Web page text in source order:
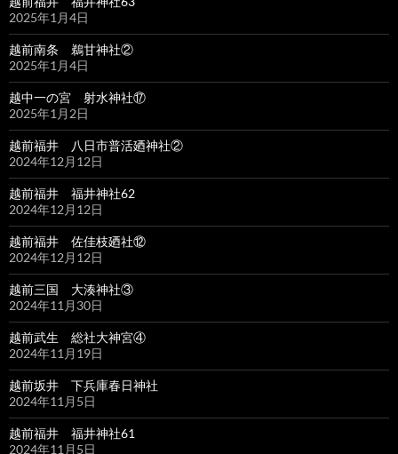
2025年1月4日
越前南条 鵜甘神社②
2025年1月4日
越中一の宮 射水神社⑰
2025年1月2日
越前福井 八日市普活廼神社②
2024年12月12日
越前福井 福井神社62
2024年12月12日
越前福井 佐佳枝廼社⑫
2024年12月12日
越前三国 大湊神社③
2024年11月30日
越前武生 総社大神宮④
2024年11月19日
越前坂井 下兵庫春日神社
2024年11月5日
越前福井 福井神社61
2024年11月5日